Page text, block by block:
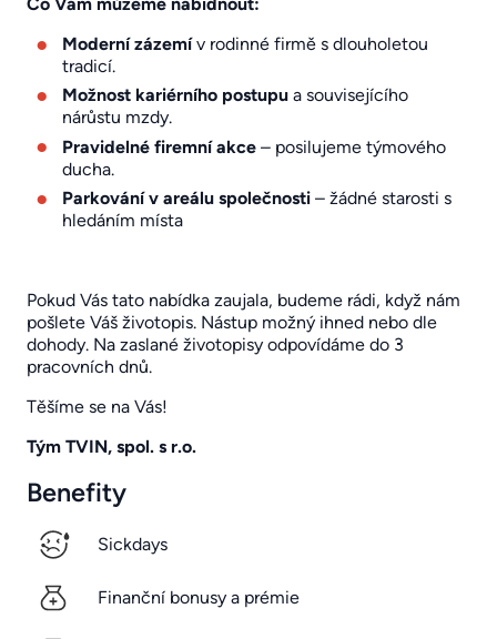
Moderní zázemív rodinné firmě s dlouholetou
tradicí.
Možnost kariérního postupu a souvisejícího
nárůstu mzdy.
Pravidelné firemní akce – posilujeme týmového
ducha.
Parkování v areálu společnosti – žádné starosti s
hledáním místa
Pokud Vás tato nabídka zaujala, budeme rádi, když nám
pošlete Váš životopis. Nástup možný ihned nebo dle
dohody. Na zaslané životopisy odpovídáme do 3
pracovních dnů.
Těšíme se na Vás!
Tým TVIN, spol. s r.o.
Benefity
Sickdays
Finanční bonusy a prémie